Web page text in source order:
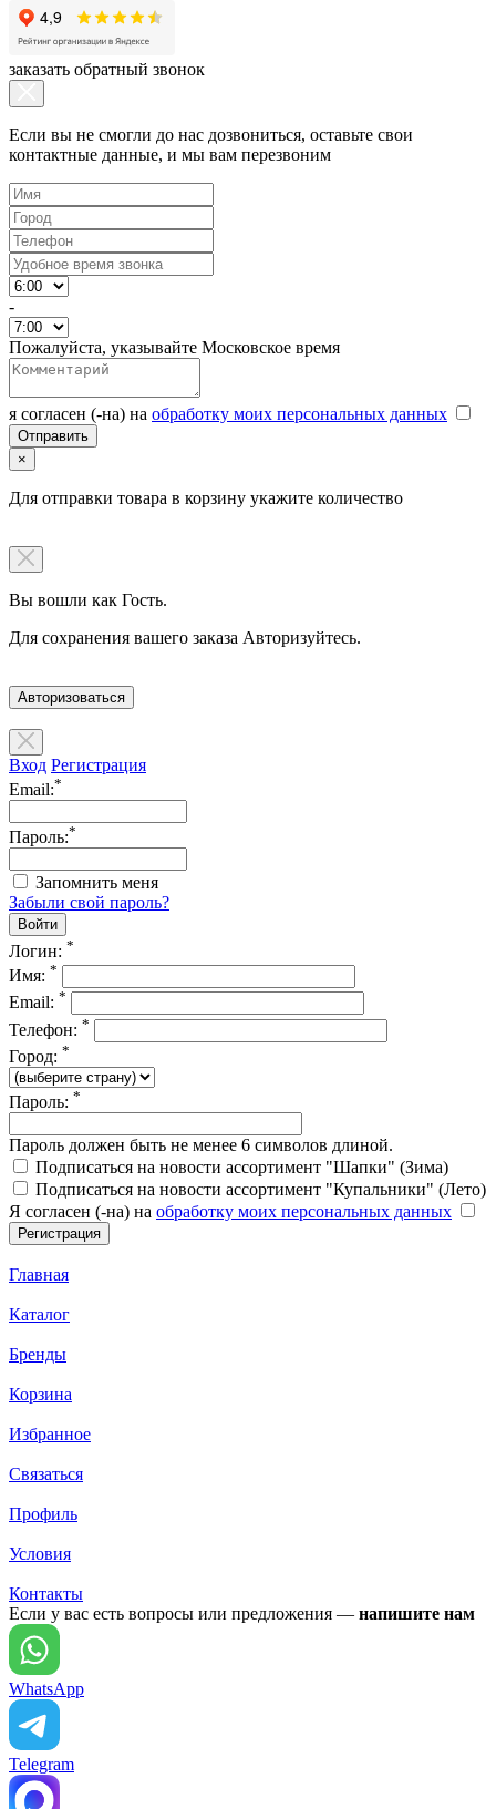
заказать обратный звонок
Если вы не смогли до нас дозвониться, оставьте свои
контактные данные, и мы вам перезвоним
-
Пожалуйста, указывайте Московское время
я согласен (-на) на обработку моих персональных данных
×
Для отправки товара в корзину укажите количество
Вы вошли как Гость.
Для сохранения вашего заказа Авторизуйтесь.
Авторизоваться
Вход Регистрация
Email:*
Пароль:*
Запомнить меня
Забыли свой пароль?
Логин: *
Имя: *
Email: *
Телефон: *
Город: *
Пароль: *
Пароль должен быть не менее 6 символов длиной.
Подписаться на новости ассортимент "Шапки" (Зима)
Подписаться на новости ассортимент "Купальники" (Лето)
Я согласен (-на) на обработку моих персональных данных
Главная
Каталог
Бренды
Корзина
Избранное
Связаться
Профиль
Условия
Контакты
Если у вас есть вопросы или предложения — напишите нам
WhatsApp
Telegram